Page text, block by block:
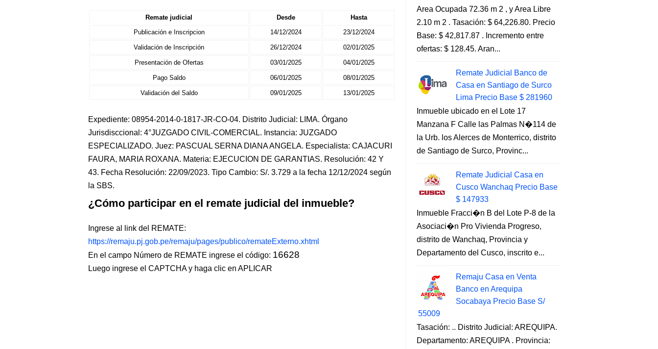
Remate judicial Desde
Hasta
Publicación e Inscripcion
14/12/2024 23/12/2024
Validación de Inscripción 26/12/2024 02/01/2025
Presentación de Ofertas 03/01/2025 04/01/2025
Pago Saldo 06/01/2025 08/01/2025
Validación del Saldo 09/01/2025 13/01/2025
Expediente: 08954-2014-0-1817-JR-CO-04. Distrito Judicial: LIMA. Órgano
Jurisdisccional: 4°JUZGADO CIVIL-COMERCIAL. Instancia: JUZGADO
ESPECIALIZADO. Juez: PASCUAL SERNA DIANA ANGELA. Especialista: CAJACURI
FAURA, MARIA ROXANA. Materia: EJECUCION DE GARANTIAS. Resolución: 42 Y
43. Fecha Resolución: 22/09/2023. Tipo Cambio: S/. 3.729 a la fecha 12/12/2024 según
la SBS.
¿Cómo participar en el remate judicial del inmueble?
Ingrese al link del REMATE:
https://remaju.pj.gob.pe/remaju/pages/publico/remateExterno.xhtml
En el campo Número de REMATE ingrese el código: 16628
Luego ingrese el CAPTCHA y haga clic en APLICAR
Area Ocupada 72.36 m 2 , y Area Libre
2.10 m 2 . Tasación: $ 64,226.80. Precio
Base: $ 42,817.87 . Incremento entre
ofertas: $ 128.45. Aran...
Remate Judicial Banco de
Casa en Santiago de Surco
Lima Precio Base $ 281960
Inmueble ubicado en el Lote 17
Manzana F Calle las Palmas N�114 de
la Urb. los Alerces de Monterrico, distrito
de Santiago de Surco, Provinc...
Remate Judicial Casa en
Cusco Wanchaq Precio Base
$ 147933
Inmueble Fracci�n B del Lote P-8 de la
Asociaci�n Pro Vivienda Progreso,
distrito de Wanchaq, Provincia y
Departamento del Cusco, inscrito e...
Remaju Casa en Venta
Banco en Arequipa
Socabaya Precio Base S/
55009
Tasación: .. Distrito Judicial: AREQUIPA.
Departamento: AREQUIPA . Provincia: